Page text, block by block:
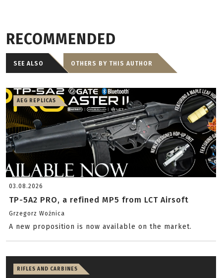
RECOMMENDED
SEE ALSO OTHERS BY THIS AUTHOR
AEG REPLICAS
03.08.2026
TP-5A2 PRO, a refined MP5 from LCT Airsoft
Grzegorz Woźnica
A new proposition is now available on the market.
RIFLES AND CARBINES